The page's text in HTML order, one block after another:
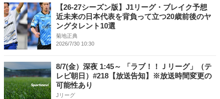
【26-27シーズン版】J1リーグ・ブレイク予想
近未来の日本代表を背負って立つ20歳前後のヤ
ングタレント10選
菊地正典
2026/7/30 10:30
8/7(金）深夜 1:45～ 「ラブ！！Ｊリーグ」（テ
レビ朝日）#218【放送告知】※放送時間変更の
可能性あり
Jリーグ